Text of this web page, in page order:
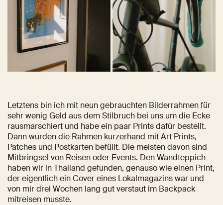
Letztens bin ich mit neun gebrauchten Bilderrahmen für
sehr wenig Geld aus dem Stilbruch bei uns um die Ecke
rausmarschiert und habe ein paar Prints dafür bestellt.
Dann wurden die Rahmen kurzerhand mit Art Prints,
Patches und Postkarten befüllt. Die meisten davon sind
Mitbringsel von Reisen oder Events. Den Wandteppich
haben wir in Thailand gefunden, genauso wie einen Print,
der eigentlich ein Cover eines Lokalmagazins war und
von mir drei Wochen lang gut verstaut im Backpack
mitreisen musste.